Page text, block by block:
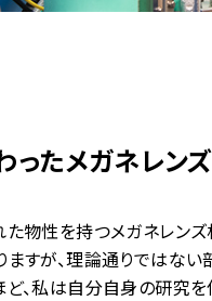
ったメガネレン
た物性を持つメガネレン
すが、理論通りではない
、私は自分自身の研究